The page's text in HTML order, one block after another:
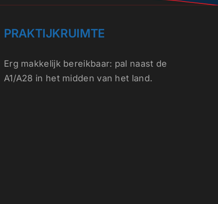
PRAKTIJKRUIMTE
Erg makkelijk bereikbaar: pal naast de
A1/A28 in het midden van het land.